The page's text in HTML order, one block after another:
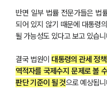
반면 일부 법률 전문가들은 법
되어 있지 않기 때문에 대통령
될 가능성도 있다고 보고 있습니
결국 법원이 대통령의 관세 정
역적자를 국제수지 문제로 볼
판단 기준이 될 것으로 예상됩니